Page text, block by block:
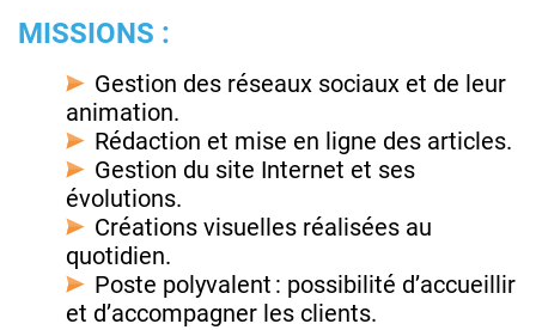
MISSIONS :
Gestion des réseaux sociaux et de leur
animation.
Rédaction et mise en ligne des articles.
Gestion du site Internet et ses
évolutions.
Créations visuelles réalisées au
quotidien.
Poste polyvalent : possibilité d’accueillir
et d’accompagner les clients.